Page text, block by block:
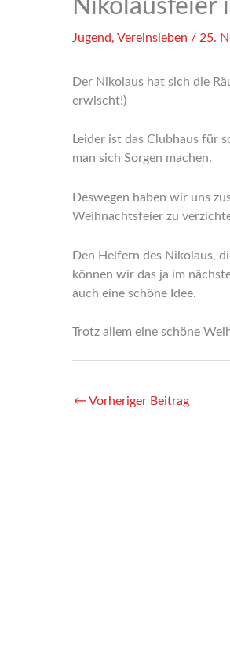
Nikolausfeier
Jugend, Vereinsleben / 25.
Der Nikolaus hat sich die
erwischt!)
Leider ist das Clubhaus für
man sich Sorgen machen.
Deswegen haben wir uns
Weihnachtsfeier zu
Den Helfern des Nikolaus,
können wir das ja im
auch eine schöne Idee.
Trotz allem eine schöne
← Vorheriger Beitrag